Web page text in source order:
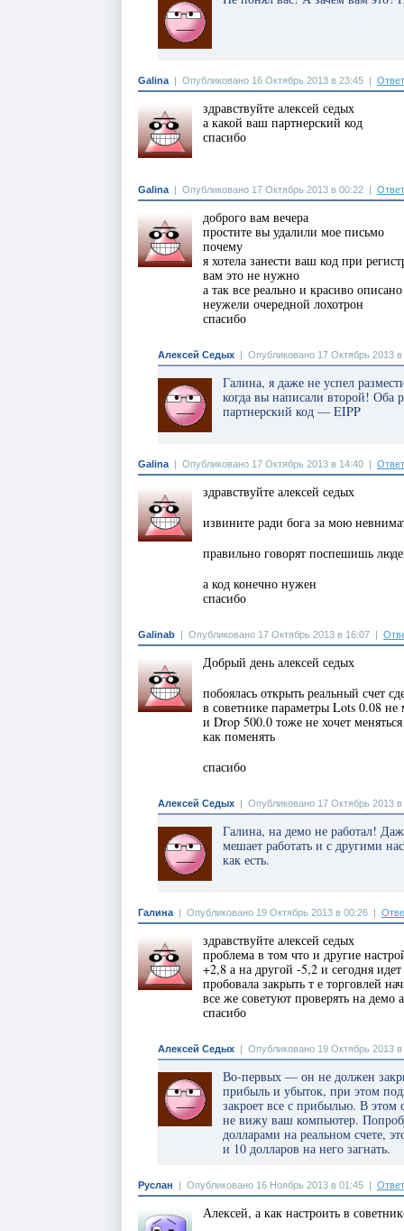
Galina | Опубликовано 16 Октябрь 2013 в 23:45 |
здравствуйте алексей седых
а какой ваш партнерский код
спасибо
Galina | Опубликовано 17 Октябрь 2013 в 00:22 |
доброго вам вечера
простите вы удалили мое письмо
почему
я хотела занести ваш код при
вам это не нужно
а так все реально и красиво описано
неужели очередной лохотрон
спасибо
Алексей Седых | Опубликовано 17 Октябрь 2013 в
Галина, я даже не успел
когда вы написали второй!
партнерский код — EIPP
Galina | Опубликовано 17 Октябрь 2013 в 14:40 |
здравствуйте алексей седых
извините ради бога за мою
правильно говорят поспешишь
а код конечно нужен
спасибо
Galinab | Опубликовано 17 Октябрь 2013 в 16:07 |
Добрый день алексей седых
побоялась открыть реальный счет
в советнике параметры Lots 0.08 не
и Drop 500.0 тоже не хочет
как поменять
спасибо
Алексей Седых | Опубликовано 17 Октябрь 2013 в
Галина, на демо не работал!
мешает работать и с другими
как есть.
Галина | Опубликовано 19 Октябрь 2013 в 00:26 |
здравствуйте алексей седых
проблема в том что и другие
+2,8 а на другой -5,2 и сегодня
пробовала закрыть т е торговлей
все же советуют проверять на демо
спасибо
Алексей Седых | Опубликовано 19 Октябрь 2013 в
Во-первых — он не должен
прибыль и убыток, при этом
закроет все с прибылью. В этом
не вижу ваш компьютер.
долларами на реальном счете,
и 10 долларов на него загнать.
Руслан | Опубликовано 16 Ноябрь 2013 в 01:45 |
Алексей, а как настроить в